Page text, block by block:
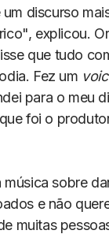
discurso
explicou.
que tudo
Fez um
para o meu
foi o
sobre
e não
muitas